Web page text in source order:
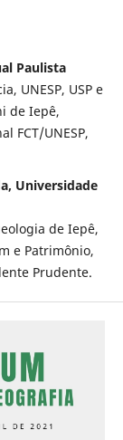
Paulista
UNESP, USP e
de Iepê,
FCT/UNESP,
Universidade
de Iepê,
e Patrimônio,
Prudente.